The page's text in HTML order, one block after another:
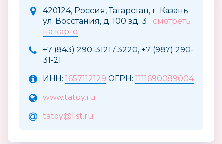
420124, Россия, Татарстан, г. Казань
ул. Восстания, д. 100 зд. 3 смотреть
на карте
+7 (843) 290-3121 / 3220, +7 (987) 290-
31-21
ИНН: 1657112129 ОГРН: 1111690089004
www.tatoy.ru
tatoy@list.ru